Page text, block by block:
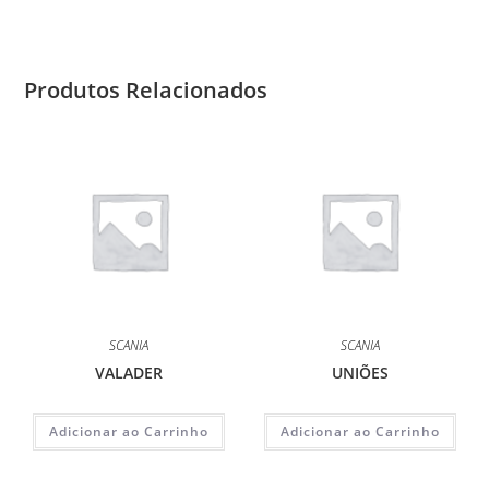
Produtos Relacionados
SCANIA
VALADER
Adicionar ao Carrinho
SCANIA
UNIÕES
Adicionar ao Carrinho